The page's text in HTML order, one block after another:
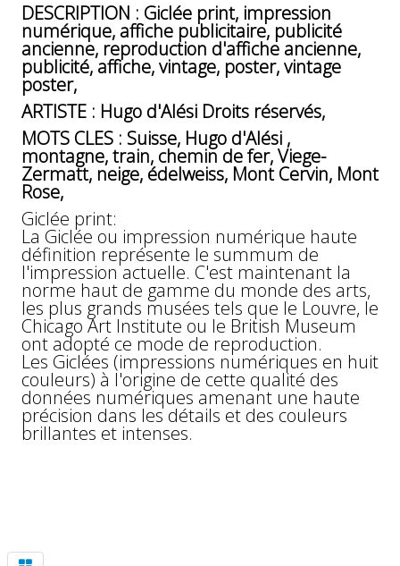
DESCRIPTION : Giclée print, impression
numérique, affiche publicitaire, publicité
ancienne, reproduction d'affiche ancienne,
publicité, affiche, vintage, poster, vintage
poster,
ARTISTE : Hugo d'Alési Droits réservés,
MOTS CLES : Suisse, Hugo d'Alési ,
montagne, train, chemin de fer, Viege-
Zermatt, neige, édelweiss, Mont Cervin, Mont
Rose,
Giclée print:
La Giclée ou impression numérique haute
définition représente le summum de
l'impression actuelle. C'est maintenant la
norme haut de gamme du monde des arts,
les plus grands musées tels que le Louvre, le
Chicago Art Institute ou le British Museum
ont adopté ce mode de reproduction.
Les Giclées (impressions numériques en huit
couleurs) à l'origine de cette qualité des
données numériques amenant une haute
précision dans les détails et des couleurs
brillantes et intenses.